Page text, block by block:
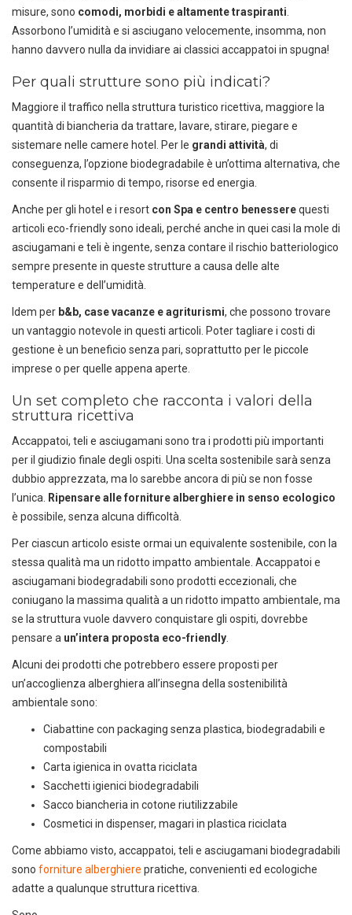
DEDICACIUN ALTRO SECONDO
Puoi facilmente conoscere tutti i
nostri prodotti
scaricando i cataloghi in PDF.
CLICCA SULLE IMMAGINI
misure, sono comodi, morbidi e altamente traspiranti
Assorbono l’umidità e si asciugano velocemente, insomma, non
hanno davvero nulla da invidiare ai classici accappatoi in spugna!
Per quali strutture sono più indicati?
Maggiore il traffico nella struttura turistico ricettiva, maggiore la
quantità di biancheria da trattare, lavare, stirare, piegare e
sistemare nelle camere hotel. Per le grandi attività, di
conseguenza, l’opzione biodegradabile è un’ottima alternativa, che
consente il risparmio di tempo, risorse ed energia.
Anche per gli hotel e i resort con Spa e centro benesserequesti
articoli eco-friendly sono ideali, perché anche in quei casi la mole di
asciugamani e teli è ingente, senza contare il rischio batteriologico
sempre presente in queste strutture a causa delle alte
temperature e dell’umidità.
Idem per b&b, case vacanze e agriturismi, che possono trovare
un vantaggio notevole in questi articoli. Poter tagliare i costi di
gestione è un beneficio senza pari, soprattutto per le piccole
imprese o per quelle appena aperte.
Un set completo che racconta i valori della
struttura ricettiva
Accappatoi, teli e asciugamani sono tra i prodotti più importanti
per il giudizio finale degli ospiti. Una scelta sostenibile sarà senza
dubbio apprezzata, ma lo sarebbe ancora di più se non fosse
l’unica. Ripensare alle forniture alberghiere in senso ecologico
è possibile, senza alcuna difficoltà.
Per ciascun articolo esiste ormai un equivalente sostenibile, con la
stessa qualità ma un ridotto impatto ambientale. Accappatoi e
asciugamani biodegradabili sono prodotti eccezionali, che
coniugano la massima qualità a un ridotto impatto ambientale, ma
se la struttura vuole davvero conquistare gli ospiti, dovrebbe
pensare a un’intera proposta eco-friendly
Alcuni dei prodotti che potrebbero essere proposti per
un’accoglienza alberghiera all’insegna della sostenibilità
ambientale sono:
Ciabattine con packaging senza plastica, biodegradabili e
compostabili
Carta igienica in ovatta riciclata
Sacchetti igienici biodegradabili
Sacco biancheria in cotone riutilizzabile
Cosmetici in dispenser, magari in plastica riciclata
Come abbiamo visto, accappatoi, teli e asciugamani biodegradabili
sono forniture alberghiere pratiche, convenienti ed ecologiche
adatte a qualunque struttura ricettiva.